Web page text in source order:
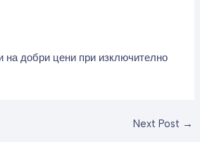
на добри цени при изключително
Next Post →